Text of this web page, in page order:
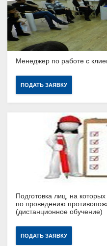
Менеджер по работе с
ПОДАТЬ ЗАЯВКУ
Подготовка лиц, на
по проведению
(дистанционное обучение)
ПОДАТЬ ЗАЯВКУ